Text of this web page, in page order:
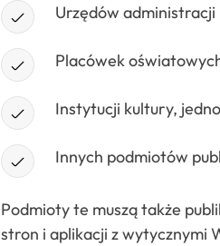
Urzędów
Placówek
Instytucji kultury,
Innych podmiotów
Podmioty te muszą także
stron i aplikacji z wytycznymi